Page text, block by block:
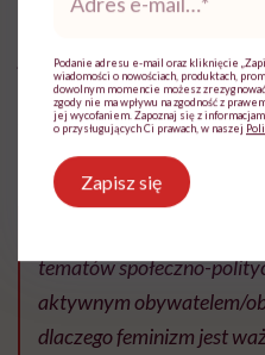
językoznawstwa i – jak
feministką. W mediach
takie zagadnienia, jak d
ekologia, problemy
tematów społeczno-
aktywnym obywatelem/
dlaczego feminizm jest
*
Podanie adresu e-mail oraz kliknięcie
wiadomości o nowościach, produktach,
dowolnym momencie możesz
zgody nie ma wpływu na zgodność z
jej wycofaniem. Zapoznaj się z
o przysługujących Ci prawach, w naszej
Zapisz się